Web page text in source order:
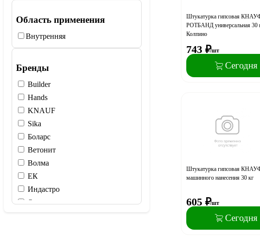
Область применения
Внутренняя
Бренды
Builder
Hands
KNAUF
Sika
Боларс
Ветонит
Волма
ЕК
Индастро
Основит
Штукатурка гипсовая
РОТБАНД универсальная 30
Колпино
743 ₽/шт
Сегодня
Штукатурка гипсовая
машинного нанесения 30 кг
605 ₽/шт
Сегодня